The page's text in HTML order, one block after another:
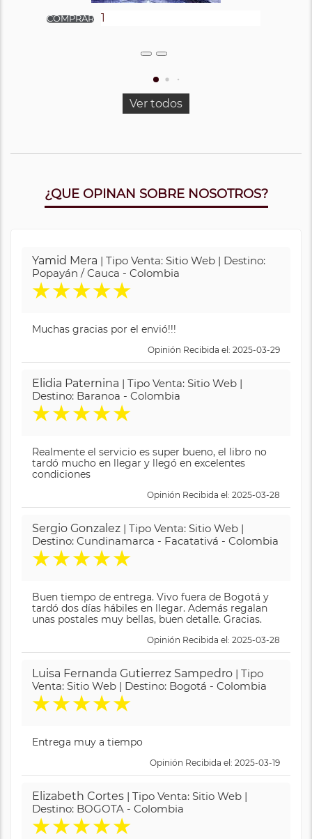
Ver todos
¿QUE OPINAN SOBRE NOSOTROS?
Yamid Mera | Tipo Venta: Sitio Web | Destino:
Popayán / Cauca - Colombia
★★★★★
Muchas gracias por el envió!!!
Opinión Recibida el: 2025-03-29
Elidia Paternina | Tipo Venta: Sitio Web |
Destino: Baranoa - Colombia
★★★★★
Realmente el servicio es super bueno, el libro no
tardó mucho en llegar y llegó en excelentes
condiciones
Opinión Recibida el: 2025-03-28
Sergio Gonzalez | Tipo Venta: Sitio Web |
Destino: Cundinamarca - Facatativá - Colombia
★★★★★
Buen tiempo de entrega. Vivo fuera de Bogotá y
tardó dos días hábiles en llegar. Además regalan
unas postales muy bellas, buen detalle. Gracias.
Opinión Recibida el: 2025-03-28
Luisa Fernanda Gutierrez Sampedro | Tipo
Venta: Sitio Web | Destino: Bogotá - Colombia
★★★★★
Entrega muy a tiempo
Opinión Recibida el: 2025-03-19
Elizabeth Cortes | Tipo Venta: Sitio Web |
Destino: BOGOTA - Colombia
★★★★★